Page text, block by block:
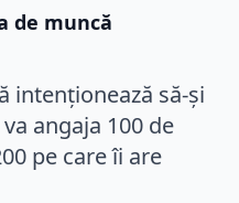
de muncă
intenționează să-și
angaja 100 de
pe care îi are